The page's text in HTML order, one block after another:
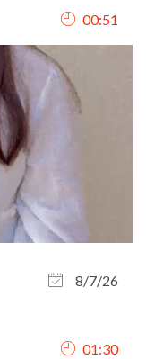
00:51
8/7/26
01:30